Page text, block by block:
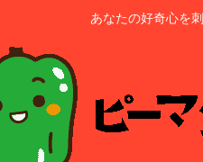
あなたの好奇心を